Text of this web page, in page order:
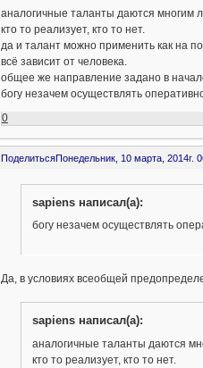
аналогичные таланты даются многим
кто то реализует, кто то нет.
да и талант можно применить как на
всё зависит от человека.
общее же направление задано в
богу незачем осуществлять
0
ПоделитьсяПонедельник, 10 марта, 2014г.
sapiens написал(а):
богу незачем осуществлять
Да, в условиях всеобщей
sapiens написал(а):
аналогичные таланты даются
кто то реализует, кто то нет.